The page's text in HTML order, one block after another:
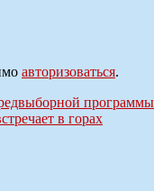
авторизоваться.
программы
в горах